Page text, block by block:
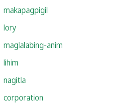
makapagpigil
lory
maglalabing-anim
lihim
nagitla
corporation